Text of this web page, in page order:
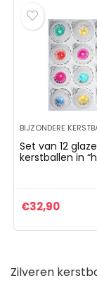
BIJZONDERE
Set van 12
kerstballen in
reflecterende
€32,90
Zilveren